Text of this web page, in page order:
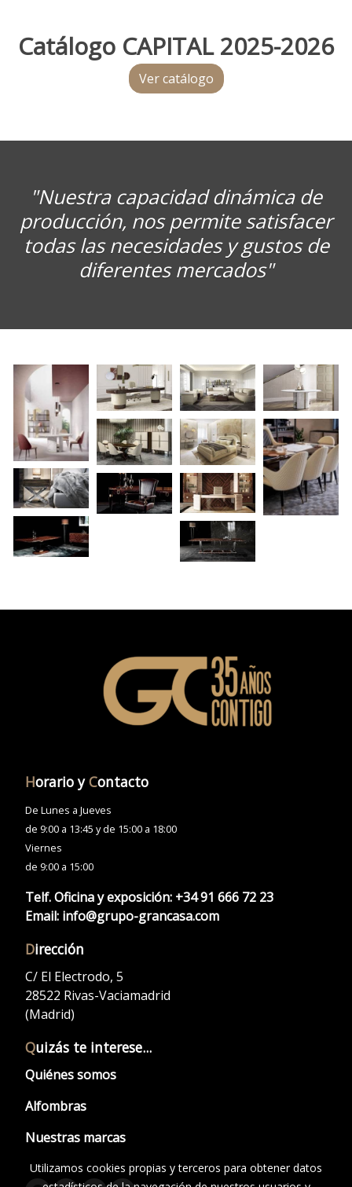
Catálogo CAPITAL 2025-2026
Ver catálogo
"Nuestra capacidad dinámica de
producción, nos permite satisfacer
todas las necesidades y gustos de
diferentes mercados"
Horario yContacto
De Lunes a Jueves
de 9:00 a 13:45 y de 15:00 a 18:00
Viernes
de 9:00 a 15:00
Telf. Oficina y exposición: +34 91 666 72 23
Email: info@grupo-grancasa.com
Dirección
C/ El Electrodo, 5
28522 Rivas-Vaciamadrid
(Madrid)
Quizás te interese...
Quiénes somos
Alfombras
Nuestras marcas
Utilizamos cookies propias y terceros para obtener datos